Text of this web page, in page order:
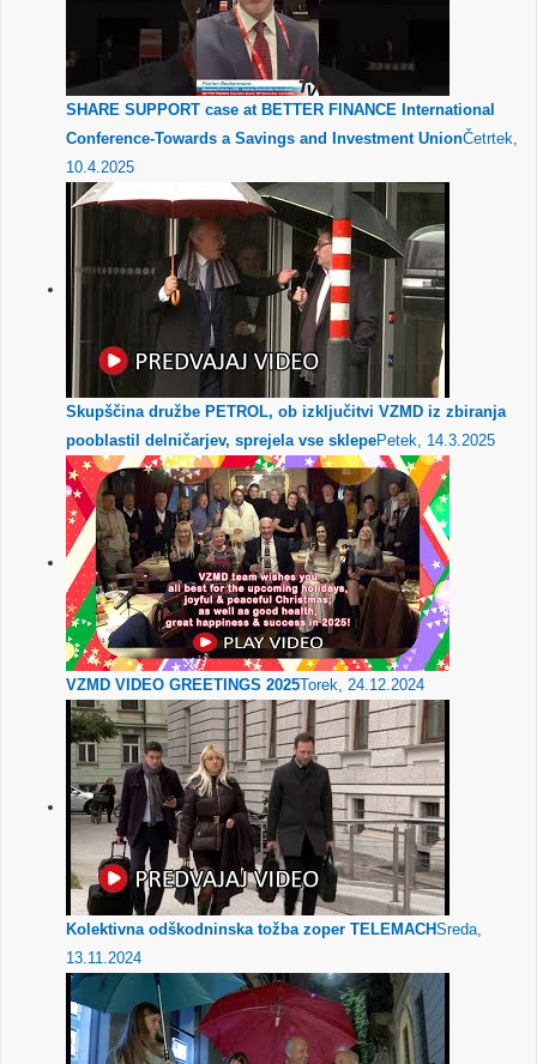
SHARE SUPPORT case at BETTER FINANCE International
Conference-Towards a Savings and Investment UnionČetrtek,
10.4.2025
Skupščina družbe PETROL, ob izključitvi VZMD iz zbiranja
pooblastil delničarjev, sprejela vse sklepePetek, 14.3.2025
VZMD VIDEO GREETINGS 2025Torek, 24.12.2024
Kolektivna odškodninska tožba zoper TELEMACHSreda,
13.11.2024